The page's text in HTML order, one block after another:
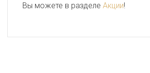
Вы можете в разделе Акции!